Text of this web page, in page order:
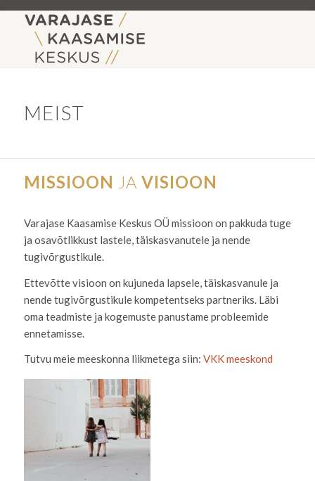
MEIST
MISSIOON JA VISIOON
Varajase Kaasamise Keskus OÜ missioon on pakkuda tuge
ja osavõtlikkust lastele, täiskasvanutele ja nende
tugivõrgustikule.
Ettevõtte visioon on kujuneda lapsele, täiskasvanule ja
nende tugivõrgustikule kompetentseks partneriks. Läbi
oma teadmiste ja kogemuste panustame probleemide
ennetamisse.
Tutvu meie meeskonna liikmetega siin: VKK meeskond